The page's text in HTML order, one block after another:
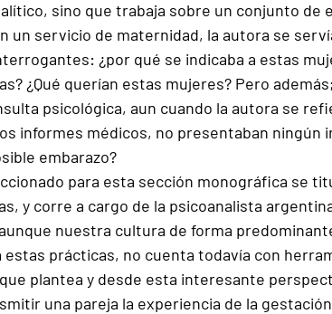
sino que trabaja sobre un conjunto de
un servicio de maternidad, la autora se
¿por qué se indicaba a estas
¿Qué querían estas mujeres? Pero
psicológica, aun cuando la autora se
informes médicos, no presentaban ningún
embarazo?
para esta sección monográfica se
y corre a cargo de la psicoanalista
nuestra cultura de forma
estas prácticas, no cuenta todavía con
plantea y desde esta interesante
una pareja la experiencia de la